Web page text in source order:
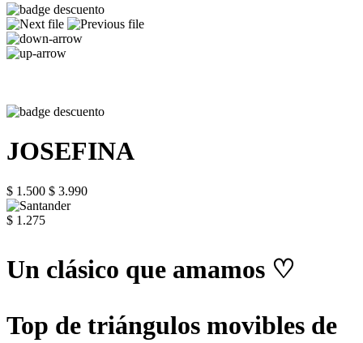
JOSEFINA
$ 1.500 $ 3.990
$ 1.275
Un clásico que amamos ♡
Top de triángulos movibles de